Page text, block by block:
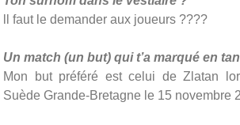
ll faut le demander aux joueurs ????
Un match (un but) qui t’a marqué en
Mon but préféré est celui de Zlatan
Suède Grande-Bretagne le 15 novembre